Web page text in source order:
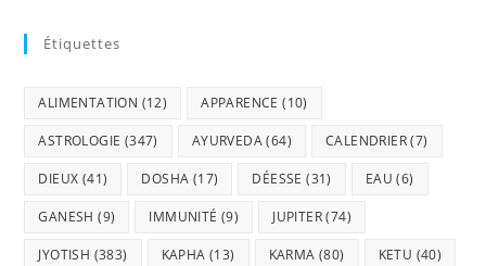
Étiquettes
ALIMENTATION (12) APPARENCE (10)
ASTROLOGIE (347) AYURVEDA(64) CALENDRIER(7)
DIEUX (41) DOSHA (17) DÉESSE (31) EAU (6)
GANESH (9) IMMUNITÉ (9) JUPITER(74)
JYOTISH (383) KAPHA (13) KARMA (80) KETU (40)